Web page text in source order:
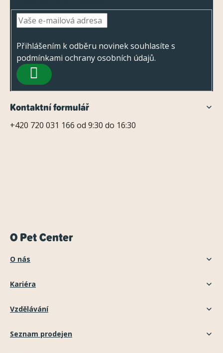
Přihlášením k odběru novinek souhlasíte s
podmínkami ochrany osobních údajů.
PŘIHLÁSIT
Kontaktní formulář
+420 720 031 166 od 9:30 do 16:30
O Pet Center
O nás
Kariéra
Vzdělávání
Seznam prodejen